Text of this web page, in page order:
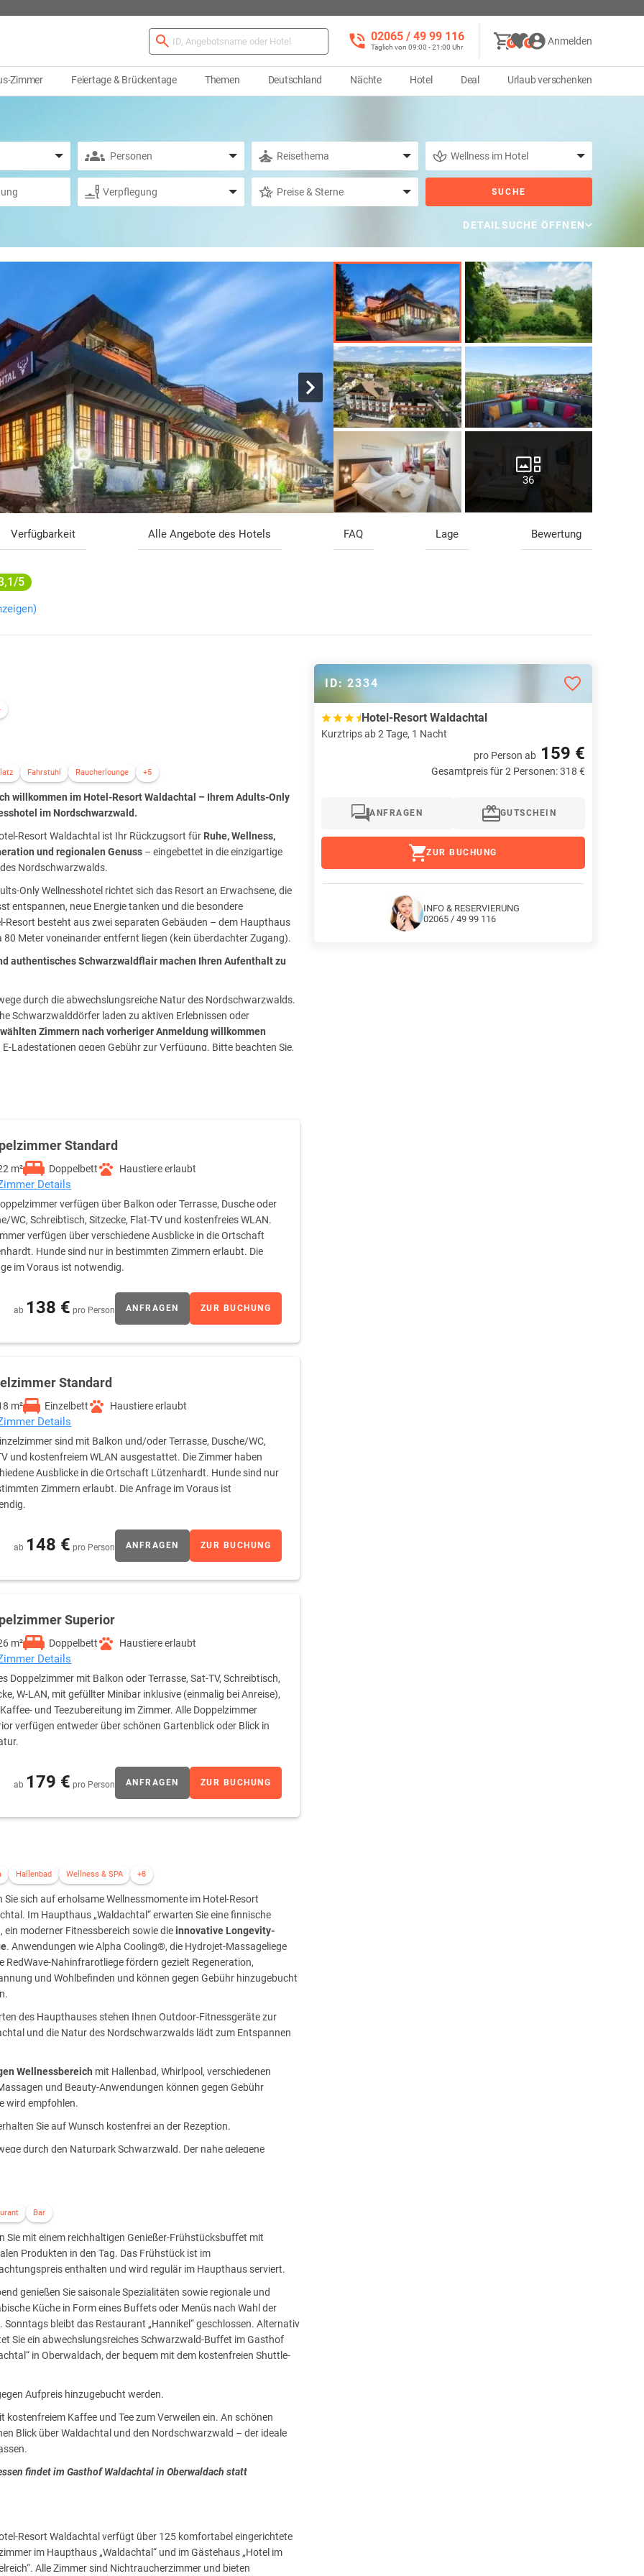
02065 / 49 ‌99 116
Täglich von 09:00 - 21:00 Uhr
0 0 Anmelden
Zimmer Feiertage & Brückentage Themen Deutschland Nächte Hotel Deal Urlaub verschenken
SUCHE
DETAILSUCHE ÖFFNEN
36
Verfügbarkeit Alle Angebote des Hotels FAQ Lage Bewertung
5
Fahrstuhl Raucherlounge +5
willkommen im Hotel-Resort Waldachtal – Ihrem Adults-Only
im Nordschwarzwald.
Resort Waldachtal ist Ihr Rückzugsort für Ruhe, Wellness,
und regionalen Genuss – eingebettet in die einzigartige
Nordschwarzwalds.
Only Wellnesshotel richtet sich das Resort an Erwachsene, die
entspannen, neue Energie tanken und die besondere
besteht aus zwei separaten Gebäuden – dem Haupthaus
80 Meter voneinander entfernt liegen (kein überdachter Zugang).
authentisches Schwarzwaldflair machen Ihren Aufenthalt zu
durch die abwechslungsreiche Natur des Nordschwarzwalds.
Schwarzwalddörfer laden zu aktiven Erlebnissen oder
Zimmern nach vorheriger Anmeldung willkommen
Ladestationen gegen Gebühr zur Verfügung. Bitte beachten Sie,
Küche im Restaurant „Hannikel“, die mit saisonalen
Uhr und 12.30 Uhr geschlossen ist. Bei einer späteren Anreise
und Stornierungsbedingungen.
von 3 Nächten. Bei kürzeren Aufenthalten kann dieser
Standard
m² Doppelbett Haustiere erlaubt
Details
verfügen über Balkon oder Terrasse, Dusche oder
WC, Schreibtisch, Sitzecke, Flat-TV und kostenfreies WLAN.
verfügen über verschiedene Ausblicke in die Ortschaft
Hunde sind nur in bestimmten Zimmern erlaubt. Die
im Voraus ist notwendig.
ab 138 € pro Person ANFRAGEN ZUR BUCHUNG
Standard
m² Einzelbett Haustiere erlaubt
Details
sind mit Balkon und/oder Terrasse, Dusche/WC,
und kostenfreiem WLAN ausgestattet. Die Zimmer haben
Ausblicke in die Ortschaft Lützenhardt. Hunde sind nur
Zimmern erlaubt. Die Anfrage im Voraus ist
ab 148 € pro Person ANFRAGEN ZUR BUCHUNG
Superior
m² Doppelbett Haustiere erlaubt
Details
Doppelzimmer mit Balkon oder Terrasse, Sat-TV, Schreibtisch,
W-LAN, mit gefüllter Minibar inklusive (einmalig bei Anreise),
und Teezubereitung im Zimmer. Alle Doppelzimmer
verfügen entweder über schönen Gartenblick oder Blick in
ab 179 € pro Person ANFRAGEN ZUR BUCHUNG
Hallenbad Wellness & SPA +8
Sie sich auf erholsame Wellnessmomente im Hotel-Resort
Im Haupthaus „Waldachtal“ erwarten Sie eine finnische
ein moderner Fitnessbereich sowie dieinnovative Longevity-
. Anwendungen wie Alpha Cooling®, die Hydrojet-Massageliege
RedWave-Nahinfrarotliege fördern gezielt Regeneration,
und Wohlbefinden und können gegen Gebühr hinzugebucht
des Haupthauses stehen Ihnen Outdoor-Fitnessgeräte zur
und die Natur des Nordschwarzwalds lädt zum Entspannen
Wellnessbereich mit Hallenbad, Whirlpool, verschiedenen
und Beauty-Anwendungen können gegen Gebühr
wird empfohlen.
Sie auf Wunsch kostenfrei an der Rezeption.
durch den Naturpark Schwarzwald. Der nahe gelegene
das Hotel zum idealen Ausgangspunkt für einen aktiven
Bar
Sie mit einem reichhaltigen Genießer-Frühstücksbuffet mit
Produkten in den Tag. Das Frühstück ist im
enthalten und wird regulär im Haupthaus serviert.
genießen Sie saisonale Spezialitäten sowie regionale und
Küche in Form eines Buffets oder Menüs nach Wahl der
Sonntags bleibt das Restaurant „Hannikel“ geschlossen. Alternativ
Sie ein abwechslungsreiches Schwarzwald-Buffet im Gasthof
in Oberwaldach, der bequem mit dem kostenfreien Shuttle-
Aufpreis hinzugebucht werden.
Kaffee und Tee zum Verweilen ein. An schönen
Blick über Waldachtal und den Nordschwarzwald – der ideale
findet im Gasthof Waldachtal in Oberwaldach statt
Resort Waldachtal verfügt über 125 komfortabel eingerichtete
im Haupthaus „Waldachtal“ und im Gästehaus „Hotel im
Alle Zimmer sind Nichtraucherzimmer und bieten
ID: 2334
Hotel-Resort Waldachtal
Kurztrips ab 2 Tage, 1 Nacht
pro Person ab 159 €
Gesamtpreis für 2 Personen: 318 €
ANFRAGEN GUTSCHEIN
ZUR BUCHUNG
INFO & RESERVIERUNG
02065 / 49 99 116